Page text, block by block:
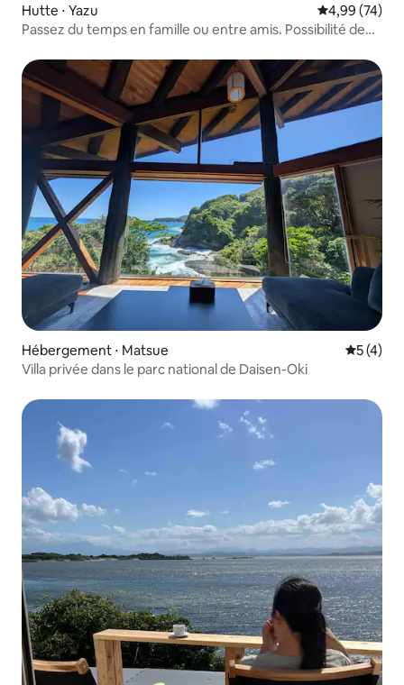
Hutte ⋅ Yazu Évaluation
4,99 (74)
Passez du temps en famille ou entre amis. Possibilité de
groupe par jour] Maison traditionnelle ancienne à louer en
totalité : Fam
Hébergement ⋅ Matsue
5 (4)
Villa privée dans le parc national de Daisen-Oki